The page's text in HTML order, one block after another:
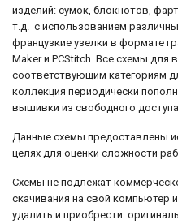
изделий: сумок, блокнотов,
т.д. с использованием
французкие узелки в формате
Maker и PCStitch. Все схемы
соответствующим категориям
коллекция периодически
вышивки из свободного
Данные схемы предоставлены
целях для оценки сложности
Схемы не подлежат
скачивания на свой компьютер
удалить и приобрести